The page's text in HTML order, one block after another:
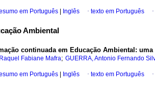
em Português Inglês · texto em Português ·
Ambiental
continuada em Educação Ambiental:
Fabiane Mafra; GUERRA, Antonio Fernando
em Português Inglês · texto em Português ·